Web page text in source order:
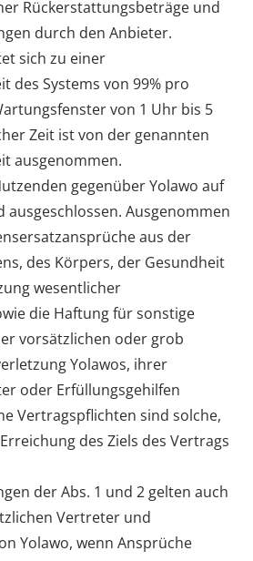
Rückerstattungsbeträge und
durch den Anbieter.
sich zu einer
des Systems von 99% pro
von 1 Uhr bis 5
Zeit ist von der genannten
ausgenommen.
gegenüber Yolawo auf
ausgeschlossen. Ausgenommen
aus der
des Körpers, der Gesundheit
wesentlicher
die Haftung für sonstige
vorsätzlichen oder grob
Yolawos, ihrer
oder Erfüllungsgehilfen
Vertragspflichten sind solche,
des Ziels des Vertrags
der Abs. 1 und 2 gelten auch
Vertreter und
Yolawo, wenn Ansprüche